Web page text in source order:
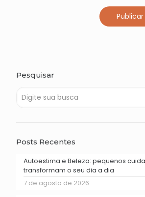
Pesquisar
Posts Recentes
Autoestima e Beleza: pequenos
transformam o seu dia a dia
7 de agosto de 2026